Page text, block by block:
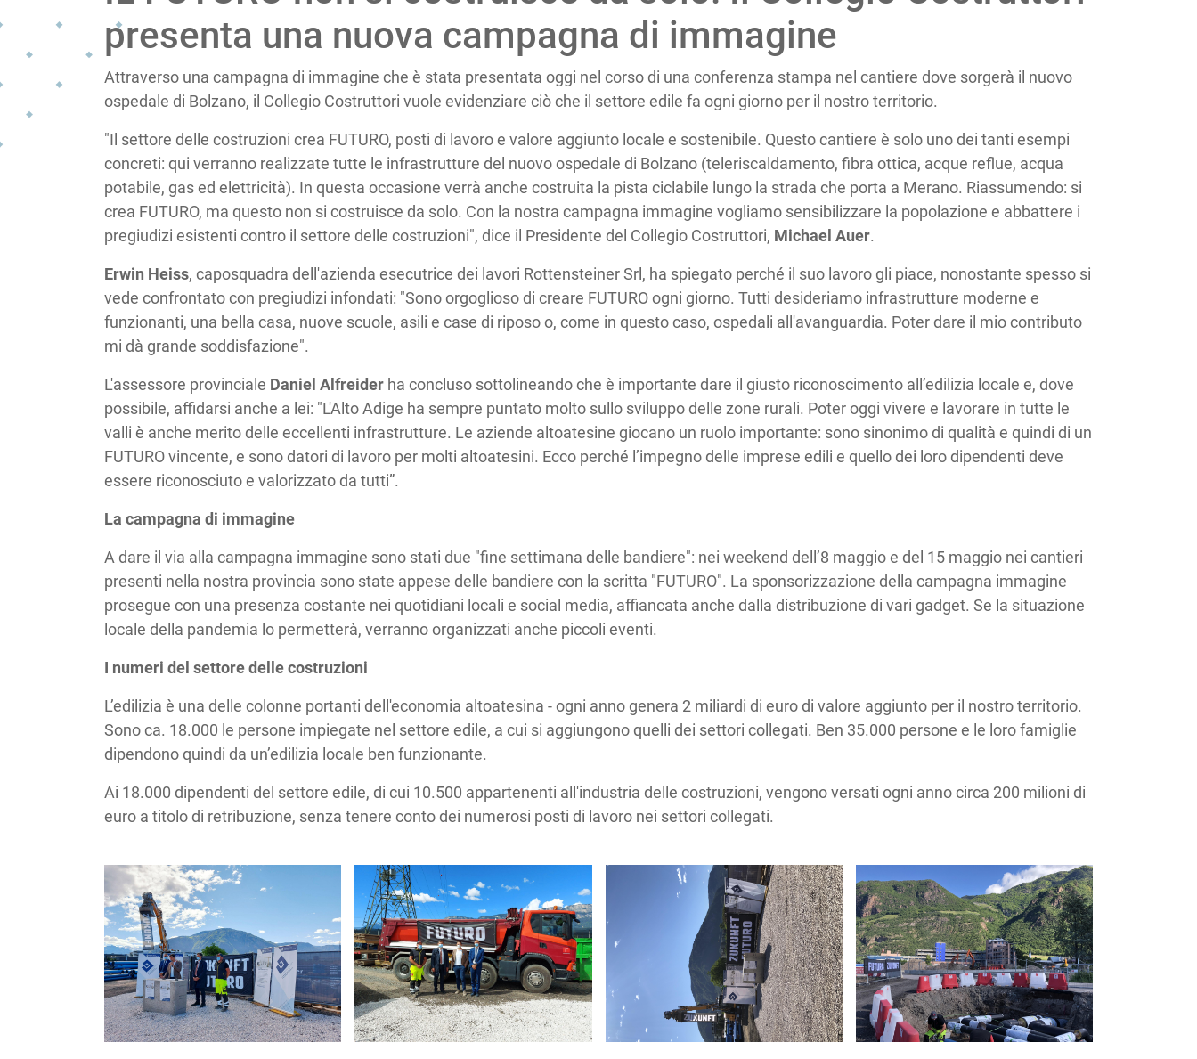
presenta una nuova campagna di immagine
Attraverso una campagna di immagine che è stata presentata oggi nel corso di una conferenza stampa nel cantiere dove sorgerà il nuovo
ospedale di Bolzano, il Collegio Costruttori vuole evidenziare ciò che il settore edile fa ogni giorno per il nostro territorio.
"Il settore delle costruzioni crea FUTURO, posti di lavoro e valore aggiunto locale e sostenibile. Questo cantiere è solo uno dei tanti esempi
concreti: qui verranno realizzate tutte le infrastrutture del nuovo ospedale di Bolzano (teleriscaldamento, fibra ottica, acque reflue, acqua
potabile, gas ed elettricità). In questa occasione verrà anche costruita la pista ciclabile lungo la strada che porta a Merano. Riassumendo: si
crea FUTURO, ma questo non si costruisce da solo. Con la nostra campagna immagine vogliamo sensibilizzare la popolazione e abbattere i
pregiudizi esistenti contro il settore delle costruzioni", dice il Presidente del Collegio Costruttori, Michael Auer.
Erwin Heiss, caposquadra dell'azienda esecutrice dei lavori Rottensteiner Srl, ha spiegato perché il suo lavoro gli piace, nonostante spesso si
vede confrontato con pregiudizi infondati: "Sono orgoglioso di creare FUTURO ogni giorno. Tutti desideriamo infrastrutture moderne e
funzionanti, una bella casa, nuove scuole, asili e case di riposo o, come in questo caso, ospedali all'avanguardia. Poter dare il mio contributo
mi dà grande soddisfazione".
L'assessore provinciale Daniel Alfreider ha concluso sottolineando che è importante dare il giusto riconoscimento all’edilizia locale e, dove
possibile, affidarsi anche a lei: "L'Alto Adige ha sempre puntato molto sullo sviluppo delle zone rurali. Poter oggi vivere e lavorare in tutte le
valli è anche merito delle eccellenti infrastrutture. Le aziende altoatesine giocano un ruolo importante: sono sinonimo di qualità e quindi di un
FUTURO vincente, e sono datori di lavoro per molti altoatesini. Ecco perché l’impegno delle imprese edili e quello dei loro dipendenti deve
essere riconosciuto e valorizzato da tutti”.
La campagna di immagine
A dare il via alla campagna immagine sono stati due "fine settimana delle bandiere": nei weekend dell’8 maggio e del 15 maggio nei cantieri
presenti nella nostra provincia sono state appese delle bandiere con la scritta "FUTURO". La sponsorizzazione della campagna immagine
prosegue con una presenza costante nei quotidiani locali e social media, affiancata anche dalla distribuzione di vari gadget. Se la situazione
locale della pandemia lo permetterà, verranno organizzati anche piccoli eventi.
I numeri del settore delle costruzioni
L’edilizia è una delle colonne portanti dell'economia altoatesina - ogni anno genera 2 miliardi di euro di valore aggiunto per il nostro territorio.
Sono ca. 18.000 le persone impiegate nel settore edile, a cui si aggiungono quelli dei settori collegati. Ben 35.000 persone e le loro famiglie
dipendono quindi da un’edilizia locale ben funzionante.
Ai 18.000 dipendenti del settore edile, di cui 10.500 appartenenti all'industria delle costruzioni, vengono versati ogni anno circa 200 milioni di
euro a titolo di retribuzione, senza tenere conto dei numerosi posti di lavoro nei settori collegati.